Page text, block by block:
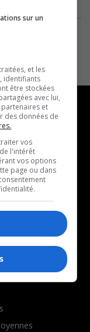
franco
sur un
et les
identifiants
être stockées
avec lui,
et
des données de
vos
l'intérêt
vos options
page ou dans